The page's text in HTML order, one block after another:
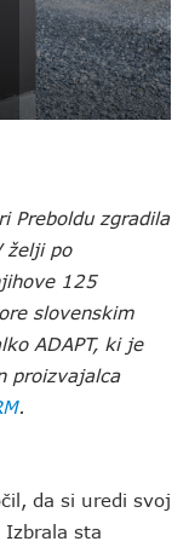
Preboldu zgradila
želji po
125
slovenskim
ADAPT, ki je
proizvajalca
.
da si uredi svoj
Izbrala sta